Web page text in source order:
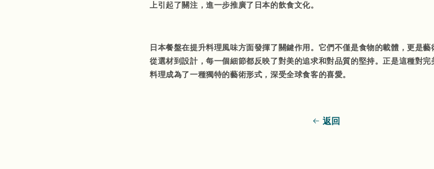
上引起了關注，進一步推廣了日本的飲食文化。
日本餐盤在提升料理風味方面發揮了關鍵作用。它們不僅是食物的載體，更是
從選材到設計，每一個細節都反映了對美的追求和對品質的堅持。正是這種對
料理成為了一種獨特的藝術形式，深受全球食客的喜愛。
返回